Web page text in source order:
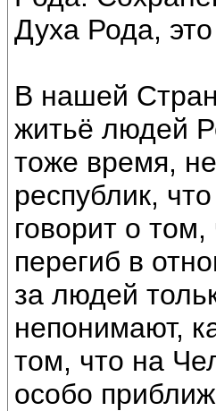
Духа Рода,
В нашей
житьё людей
тоже время,
республик,
говорит о том,
перегиб в
за людей
непонимают,
том, что на
особо